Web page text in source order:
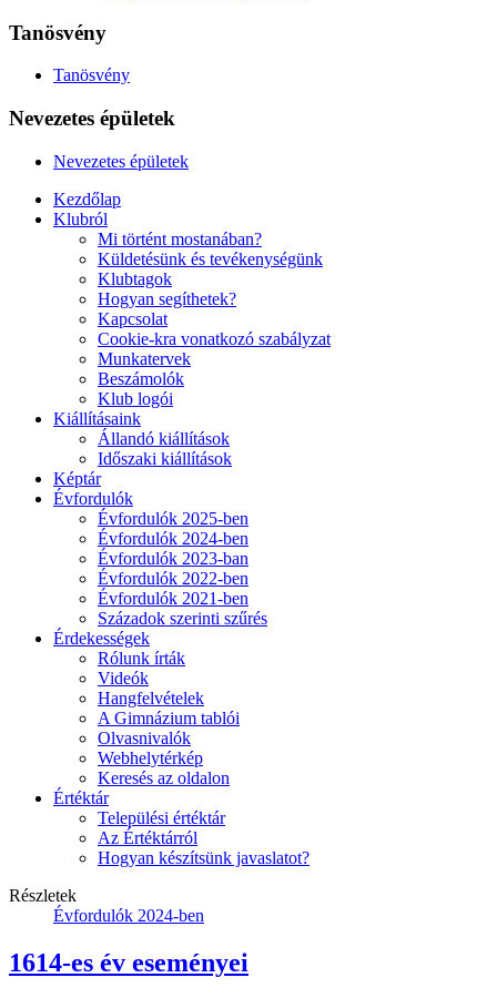
Tanösvény
Tanösvény
Nevezetes épületek
Nevezetes épületek
Kezdőlap
Klubról
Mi történt mostanában?
Küldetésünk és tevékenységünk
Klubtagok
Hogyan segíthetek?
Kapcsolat
Cookie-kra vonatkozó szabályzat
Munkatervek
Beszámolók
Klub logói
Kiállításaink
Állandó kiállítások
Időszaki kiállítások
Képtár
Évfordulók
Évfordulók 2025-ben
Évfordulók 2024-ben
Évfordulók 2023-ban
Évfordulók 2022-ben
Évfordulók 2021-ben
Századok szerinti szűrés
Érdekességek
Rólunk írták
Videók
Hangfelvételek
A Gimnázium tablói
Olvasnivalók
Webhelytérkép
Keresés az oldalon
Értéktár
Települési értéktár
Az Értéktárról
Hogyan készítsünk javaslatot?
Részletek
Évfordulók 2024-ben
1614-es év eseményei